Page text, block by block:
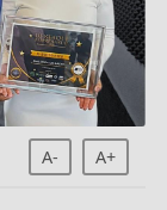
A- A+